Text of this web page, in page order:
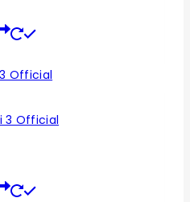
3 Official